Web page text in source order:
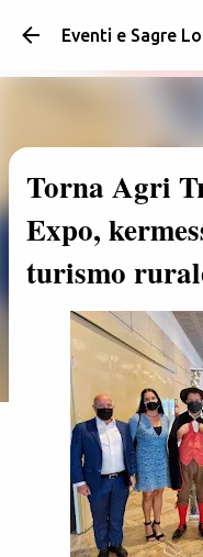
Passa
Torna Agri
Expo,
turismo